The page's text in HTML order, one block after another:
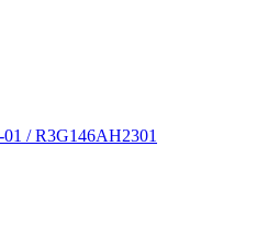
/ R3G146AH2301